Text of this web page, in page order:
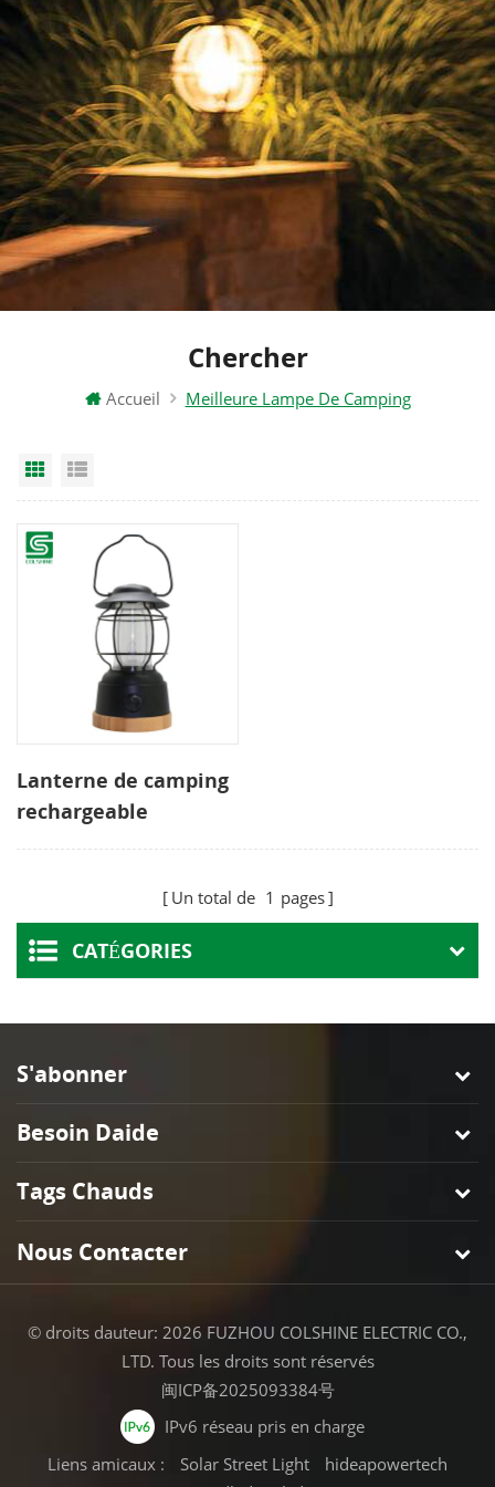
Chercher
Accueil Meilleure Lampe De Camping
Grid View
Lanterne de camping
rechargeable
Portable LED Lampe
légère de campingUn total de 1 pages
CATÉGORIES
S'abonner
Besoin Daide
Tags Chauds
Nous Contacter
© droits dauteur: 2026 FUZHOU COLSHINE ELECTRIC CO.,
LTD. Tous les droits sont réservés
闽ICP备2025093384号
IPv6 réseau pris en charge
Liens amicaux :
Solar Street Light
hideapowertech